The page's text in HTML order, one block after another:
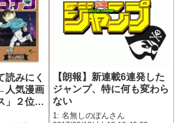
読みにく
人気漫画
」２位
ｗｗｗ
【朗報】新連載6連発した
ジャンプ、特に何も変わら
ない
1: 名無しのぽんさん